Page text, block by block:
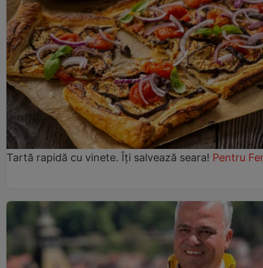
Tartă rapidă cu vinete. Îți salvează seara! Pentru